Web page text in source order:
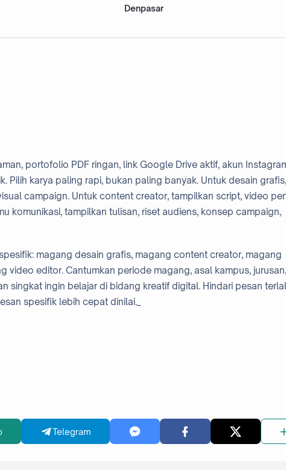
Denpasar
portofolio PDF ringan, link Google Drive aktif, akun
Pilih karya paling rapi, bukan paling banyak. Untuk desain grafis,
campaign. Untuk content creator, tampilkan script, video
komunikasi, tampilkan tulisan, riset audiens, konsep campaign,
magang desain grafis, magang content creator, magang
video editor. Cantumkan periode magang, asal kampus, jurusan,
singkat ingin belajar di bidang kreatif digital. Hindari pesan
spesifik lebih cepat dinilai._
Telegram